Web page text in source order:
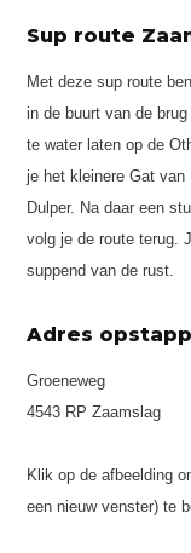
Sup route
Met deze sup route
in de buurt van de
te water laten op de
je het kleinere Gat
Dulper. Na daar een
volg je de route terug.
suppend van de rust.
Adres
Groeneweg
4543 RP Zaamslag
Klik op de afbeelding
een nieuw venster) te